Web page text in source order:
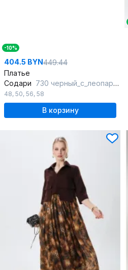
-10%
404.5 BYN449.44
Платье
Содари 730 черный_с_леопардовой_вставкой
48, 50, 56, 58
В корзину